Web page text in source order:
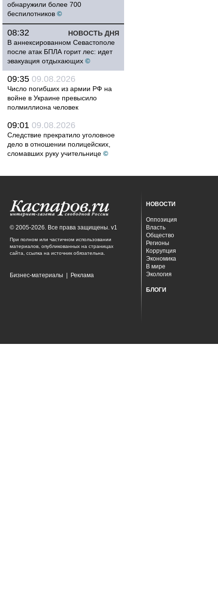
обнаружили более 700
беспилотников ©
НОВОСТЬ ДНЯ
08:32
В аннексированном Севастополе
после атак БПЛА горит лес: идет
эвакуация отдыхающих ©
09:35 09.08.2026
Число погибших из армии РФ на
войне в Украине превысило
полмиллиона человек
09:01 09.08.2026
Следствие прекратило уголовное
дело в отношении полицейских,
сломавших руку учительнице ©
© 2005-2026. Все права защищены. v1
При полном или частичном использовании
материалов, опубликованных на страницах
сайта, ссылка на источник обязательна.
Бизнес-материалы Реклама
НОВОСТИ
Оппозиция
Власть
Общество
Регионы
Коррупция
Экономика
В мире
Экология
БЛОГИ